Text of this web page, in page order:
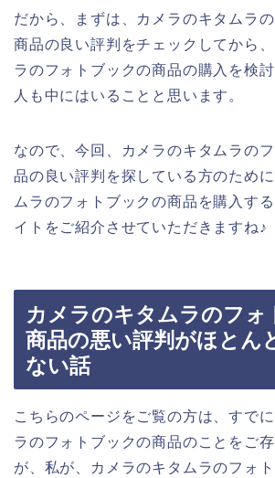
だから、まずは、カメラのキタムラ
商品の良い評判をチェックしてから
ラのフォトブックの商品の購入を検
人も中にはいることと思います。
なので、今回、カメラのキタムラの
品の良い評判を探している方のため
ムラのフォトブックの商品を購入す
イトをご紹介させていただきますね♪
カメラのキタムラのフォ
商品の悪い評判がほとん
ない話
こちらのページをご覧の方は、すで
ラのフォトブックの商品のことをご
が、私が、カメラのキタムラのフォ